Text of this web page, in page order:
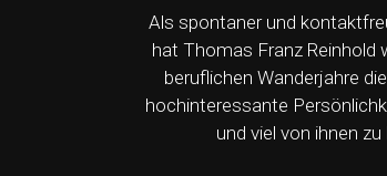
Als spontaner und
hat Thomas Franz Reinhold
beruflichen Wanderjahre
hochinteressante
und viel von ihnen zu